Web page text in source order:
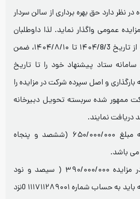
در نظر دارد حق بهره برداری از سالن سردار
عمومی واگذار نماید. لذا داوطلبان
واجد شرایط میتوانند از تاریخ ۱۴۰۴/8/3 تا ۱۴۰۴/۸/۱۰، ضمن
سامانه ستاد پیشنهاد خود را تا تاریخ
سامانه بارگذاری و اصل سپرده شرکت در مزایده را
ممهور شده سربسته تحویل دبیرخانه
دریافت نمایند.
۱ قیمت برآورد اولیه مبلغ ۶۵۰/۰۰۰/۰۰۰ (ششصد و پنجاه
می باشد.
مبلغ سپرده شرکت در مزایده ۳۹۰/۰۰۰/۰۰۰ ( سیصد و نود
میلیون) ریال است که باید به حساب شماره ۱۱۱۷۱۱۲۸۹۰۰۱ 0نزد